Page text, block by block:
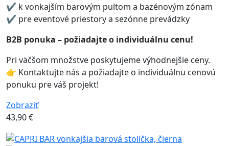
✔ k vonkajším barovým pultom a bazénovým zónam
✔ pre eventové priestory a sezónne prevádzky
B2B ponuka – požiadajte o individuálnu cenu!
Pri väčšom množstve poskytujeme výhodnejšie ceny.
👉 Kontaktujte nás a požiadajte o individuálnu cenovú
ponuku pre váš projekt!
Zobraziť
43,90€